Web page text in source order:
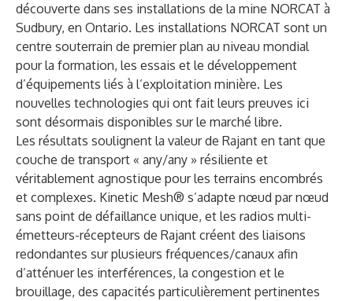
découverte dans ses installations de la mine NORCAT à
Sudbury, en Ontario. Les installations NORCAT sont un
centre souterrain de premier plan au niveau mondial
pour la formation, les essais et le développement
d’équipements liés à l’exploitation minière. Les
nouvelles technologies qui ont fait leurs preuves ici
sont désormais disponibles sur le marché libre.
Les résultats soulignent la valeur de Rajant en tant que
couche de transport « any/any » résiliente et
véritablement agnostique pour les terrains encombrés
et complexes. Kinetic Mesh® s’adapte nœud par nœud
sans point de défaillance unique, et les radios multi-
émetteurs-récepteurs de Rajant créent des liaisons
redondantes sur plusieurs fréquences/canaux afin
d’atténuer les interférences, la congestion et le
brouillage, des capacités particulièrement pertinentes